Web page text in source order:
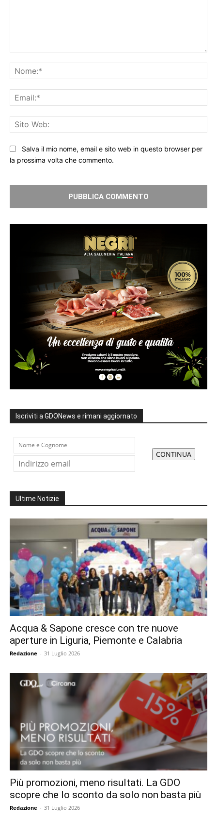
Salva il mio nome, email e sito web in questo browser per
la prossima volta che commento.
Iscriviti a GDONews e rimani aggiornato
Ultime Notizie
Acqua & Sapone cresce con tre nuove
aperture in Liguria, Piemonte e Calabria
Redazione - 31 Luglio 2026
Più promozioni, meno risultati. La GDO
scopre che lo sconto da solo non basta più
Redazione - 31 Luglio 2026